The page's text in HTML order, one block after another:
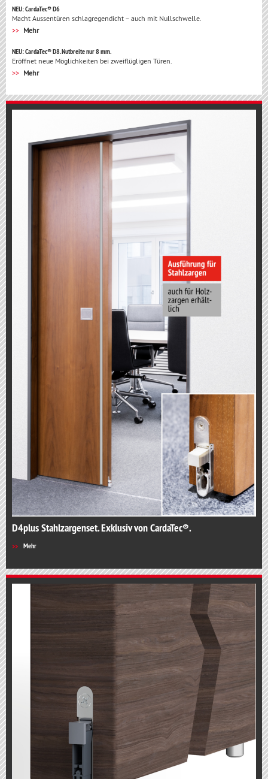
NEU: CardaTec® D6
Macht Aussentüren schlagregendicht – auch mit Nullschwelle.
Mehr
NEU: CardaTec® D8. Nutbreite nur 8 mm.
Eröffnet neue Möglichkeiten bei zweiflügligen Türen.
Mehr
D4plus Stahlzargenset. Exklusiv von CardaTec®.
Mehr